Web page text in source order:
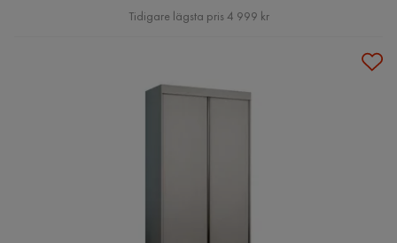
Pris
Tidigare lägsta pris 4 999 kr